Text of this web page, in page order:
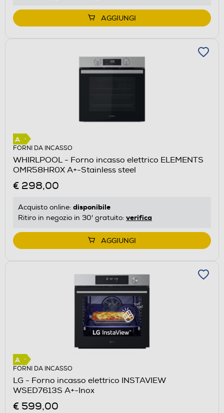
AGGIUNGI
FORNI DA INCASSO
WHIRLPOOL - Forno incasso elettrico ELEMENTS
OMR58HR0X A+-Stainless steel
€ 298,00
Acquisto online: disponibile
Ritiro in negozio in 30' gratuito: verifica
AGGIUNGI
FORNI DA INCASSO
LG - Forno incasso elettrico INSTAVIEW
WSED7613S A+-Inox
€ 599,00